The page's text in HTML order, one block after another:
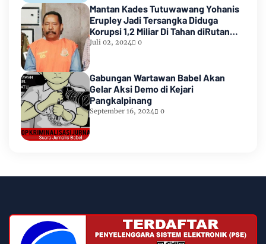
Mantan Kades Tutuwawang Yohanis
Erupley Jadi Tersangka Diduga
Korupsi 1,2 Miliar Di Tahan diRutan
Waiheru
Juli 02, 2024 0
Gabungan Wartawan Babel Akan
Gelar Aksi Demo di Kejari
Pangkalpinang
September 16, 2024 0